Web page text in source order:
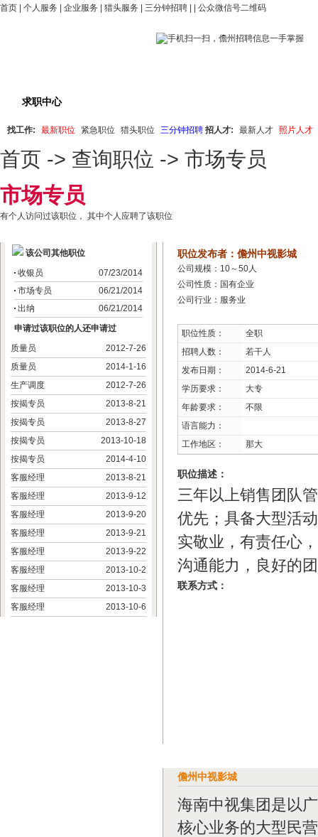
首页 个人服务 企业服务 猎头服务 三分钟招聘 公众微信号二维码
求职中心
找工作: 最新职位 紧急职位 猎头职位 三分钟招聘 招人才: 最新人才 照片人才
首页 -> 查询职位 -> 市场专员
市场专员
有个人访问过该职位， 其中个人应聘了该职位
该公司其他职位
收银员
07/23/2014
市场专员
06/21/2014
出纳
06/21/2014
申请过该职位的人还申请过
质量员
2012-7-26
质量员
2014-1-16
生产调度
2012-7-26
按揭专员
2013-8-21
按揭专员
2013-8-27
按揭专员
2013-10-18
按揭专员
2014-4-10
客服经理
2013-8-21
客服经理
2013-9-12
客服经理
2013-9-20
客服经理
2013-9-21
客服经理
2013-9-22
客服经理
2013-10-2
客服经理
2013-10-3
客服经理
2013-10-6
职位发布者：儋州中视影城
公司规模：10～50人
公司性质：国有企业
公司行业：服务业
职位性质：
全职
招聘人数：
若干人
发布日期：
2014-6-21
学历要求：
大专
年龄要求：
不限
语言能力：
工作地区：
那大
职位描述：
三年以上销售团队
优先；具备大型活
实敬业，有责任心
沟通能力，良好的
联系方式：
儋州中视影城
海南中视集团是以
核心业务的大型民